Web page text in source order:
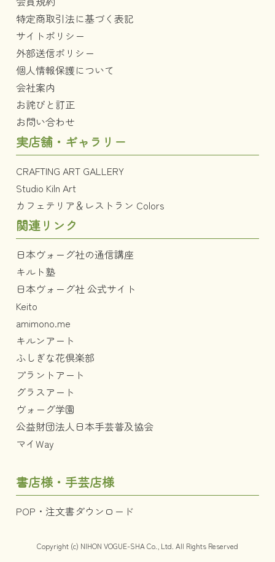
特定商取引法に基づく表記
サイトポリシー
外部送信ポリシー
個人情報保護について
会社案内
お詫びと訂正
お問い合わせ
実店舗・ギャラリー
CRAFTING ART GALLERY
Studio Kiln Art
カフェテリア＆レストラン Colors
関連リンク
日本ヴォーグ社の通信講座
キルト塾
日本ヴォーグ社 公式サイト
Keito
amimono.me
キルンアート
ふしぎな花倶楽部
プラントアート
グラスアート
ヴォーグ学園
公益財団法人日本手芸普及協会
マイWay
書店様・手芸店様
POP・注文書ダウンロード
Copyright (c) NIHON VOGUE-SHA Co., Ltd. All Rights Reserved